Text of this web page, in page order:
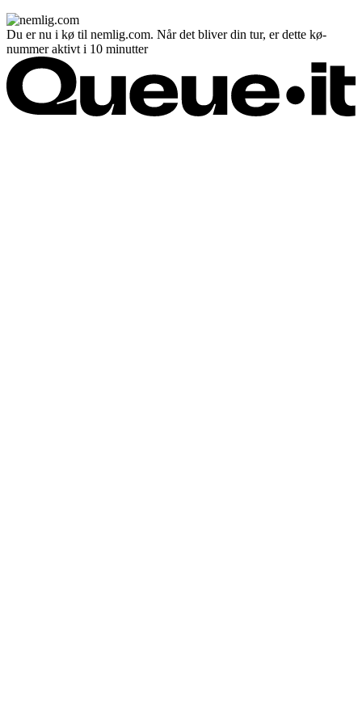
Du er nu i kø til nemlig.com. Når det bliver din tur, er dette kø-
nummer aktivt i 10 minutter